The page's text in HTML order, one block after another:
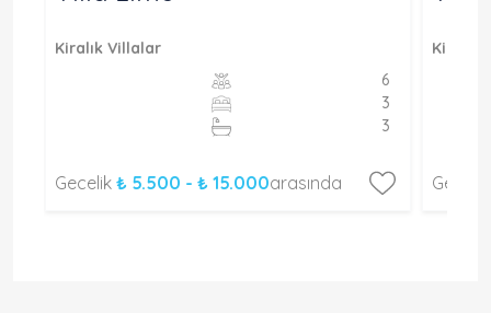
Kiralık Villalar
6
3
3
Gecelik ₺ 5.500 - ₺ 15.000arasında
Kiralık